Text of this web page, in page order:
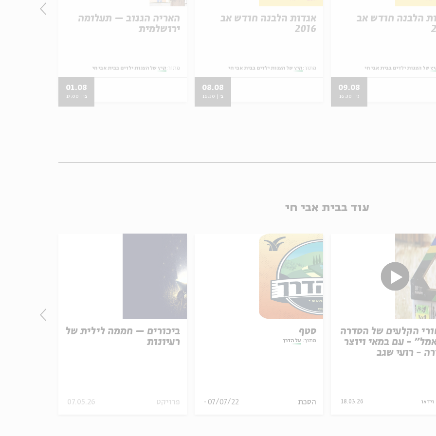
הלבנה חודש אב
של הצגות ילדים בבית אבי חי
09.08
ג' | 16:30
אגדות הלבנה חודש אב
2016
מתוך: קיץ של הצגות ילדים בבית אבי חי
08.08
ב' | 16:30
האריה הגנוב – תעלומה
ירושלמית
מתוך: קיץ של הצגות ילדים בבית אבי חי
01.08
ב' | 17:00
עוד בבית אבי חי
ביכורים – חממה לילית של
רעיונות
פרויקט 07.05.26
סטף
מתוך: על הדרך
הסכת 07/07/22
הקלעים של הסדרה
- עם במאי ויוצר
- רועי שגב
וידאו 18.03.26